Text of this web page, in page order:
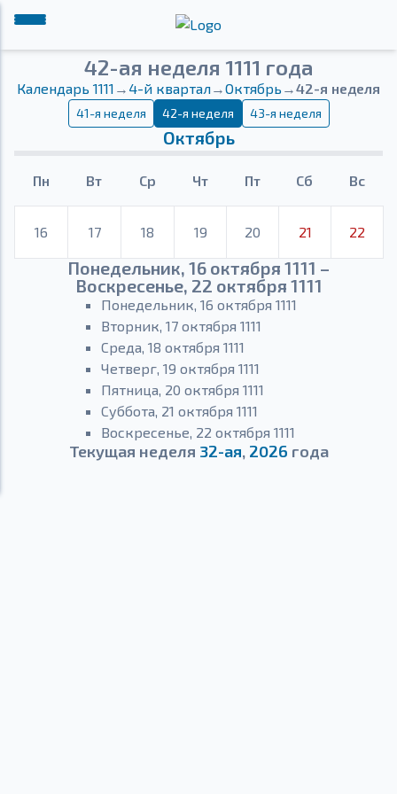
42-ая неделя 1111 года
Календарь 1111 → 4-й квартал→Октябрь →42-я неделя
41-я неделя 42-я неделя 43-я неделя
Октябрь
Пн Вт Ср Чт Пт Сб Вс
16 17 18 19 20 21 22
Понедельник, 16 октября 1111 –
Воскресенье, 22 октября 1111
Понедельник, 16 октября 1111
Вторник, 17 октября 1111
Среда, 18 октября 1111
Четверг, 19 октября 1111
Пятница, 20 октября 1111
Суббота, 21 октября 1111
Воскресенье, 22 октября 1111
Текущая неделя 32-ая, 2026 года